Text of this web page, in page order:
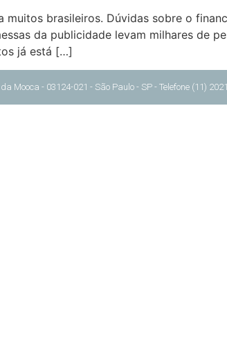
muitos brasileiros. Dúvidas sobre o
da publicidade levam milhares de
já está […]
Mooca - 03124-021 - São Paulo - SP - Telefone (11)